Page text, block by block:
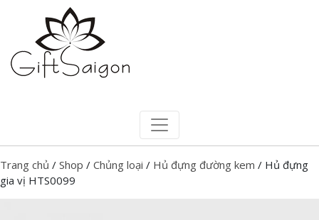
Trang chủ / Shop / Chủng loại / Hủ đựng đường kem / Hủ đựng
gia vị HTS0099